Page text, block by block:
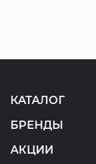
КАТАЛОГ
БРЕНДЫ
АКЦИИ